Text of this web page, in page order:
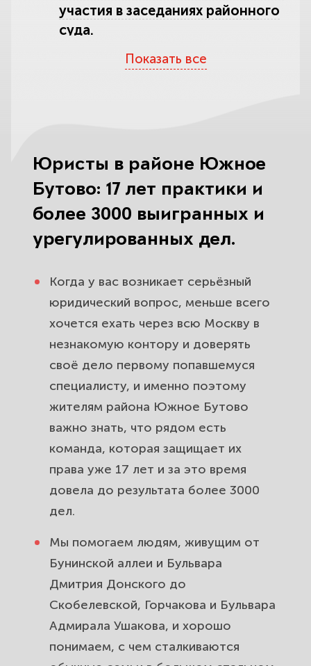
участия в заседаниях районного
суда.
Споры с управляющей компанией
Наследственные споры для
жителей района Южное Бутово.
Поможем вступить в наследство и
защитить долю.
Семейные споры и развод в
имущество, защитим детей и
взыщем алименты.
Помощь после ДТП жителям
района Южное Бутово. Взыщем со
вам должны.
Кредиты, долги и банкротство для
жителей Южного Бутово.
Остановим коллекторов и спишем
долги законно.
проблемы новостроек Южного
Бутова. Взыщем неустойку и
устраним недостатки.
Сделки с недвижимостью и
сопровождение покупки квартиры
в Южном Бутово. Защитим от
Показать все
Юристы в районе Южное
Бутово: 17 лет практики и
более 3000 выигранных и
урегулированных дел.
Когда у вас возникает серьёзный
юридический вопрос, меньше всего
хочется ехать через всю Москву в
незнакомую контору и доверять
своё дело первому попавшемуся
специалисту, и именно поэтому
жителям района Южное Бутово
важно знать, что рядом есть
команда, которая защищает их
права уже 17 лет и за это время
довела до результата более 3000
дел.
Мы помогаем людям, живущим от
Бунинской аллеи и Бульвара
Дмитрия Донского до
Скобелевской, Горчакова и Бульвара
Адмирала Ушакова, и хорошо
понимаем, с чем сталкиваются